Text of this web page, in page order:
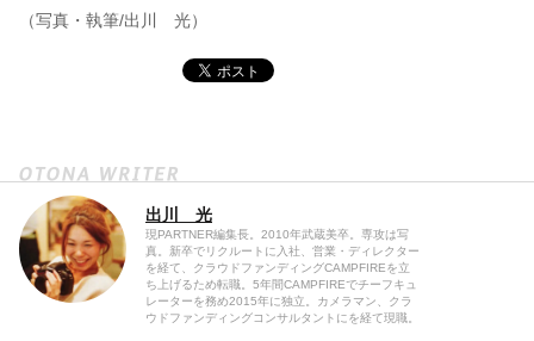
（写真・執筆/出川 光）
出川 光
現PARTNER編集長。2010年武蔵美卒。専攻は写
真。新卒でリクルートに入社、営業・ディレクター
を経て、クラウドファンディングCAMPFIREを立
ち上げるため転職。5年間CAMPFIREでチーフキュ
レーターを務め2015年に独立。カメラマン、クラ
ウドファンディングコンサルタントにを経て現職。